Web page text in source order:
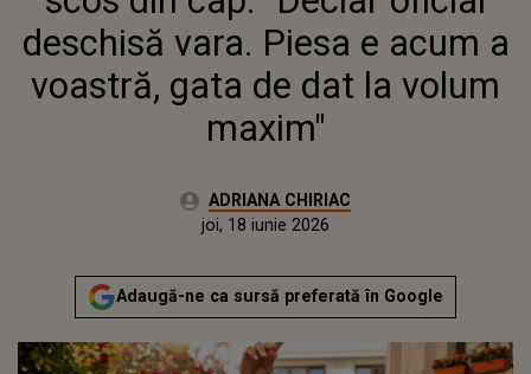
DAT LA VOLUM MAXIM"
deschisă vara. Piesa e acum a
voastră, gata de dat la volum
maxim"
Autor:ADRIANA CHIRIAC
Actualizat:
joi, 18 iunie 2026
Adaugă-ne ca sursă preferată în Google